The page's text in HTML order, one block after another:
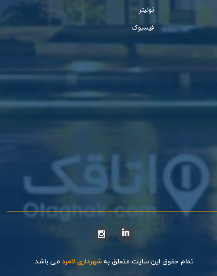
توئیتر
فیسبوک
تمام حقوق این سایت متعلق به شهرداری لامرد می باشد.